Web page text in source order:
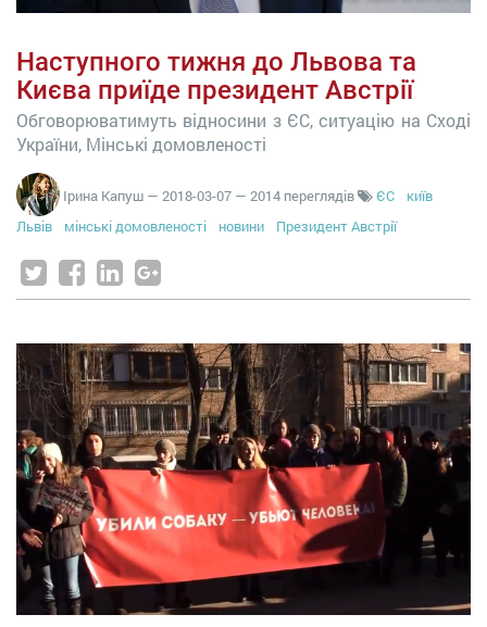
Наступного тижня до Львова та
Києва приїде президент Австрії
Обговорюватимуть відносини з ЄС, ситуацію на Сході
України, Мінські домовленості
Ірина Капуш — 2018-03-07 — 2014 переглядів ЄС
київ
Львів
мінські домовленості новини Президент Австрії